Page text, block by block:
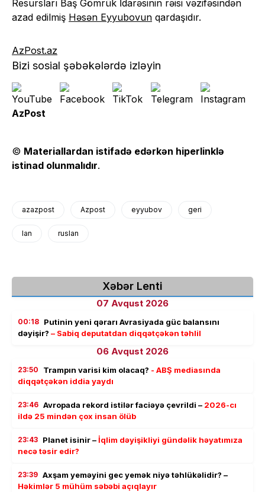
Resursları Baş Gömrük İdarəsinin rəisi vəzifəsindən
azad edilmiş Həsən Eyyubovun qardaşıdır.
AzPost.az
Bizi sosial şəbəkələrdə izləyin
AzPost
© Materiallardan istifadə edərkən hiperlinklə
istinad olunmalıdır.
azazpost Azpost eyyubov geri
lan ruslan
Xəbər Lenti
07 Avqust 2026
00:18 Putinin yeni qərarı Avrasiyada güc balansını
dəyişir? – Sabiq deputatdan diqqətçəkən təhlil
06 Avqust 2026
23:50 Trampın varisi kim olacaq? - ABŞ mediasında
diqqətçəkən iddia yaydı
23:46 Avropada rekord istilər faciəyə çevrildi – 2026-cı
ildə 25 mindən çox insan ölüb
23:43 Planet isinir –İqlim dəyişikliyi gündəlik həyatımıza
necə təsir edir?
23:39 Axşam yeməyini gec yemək niyə təhlükəlidir? –
Həkimlər 5 mühüm səbəbi açıqlayır